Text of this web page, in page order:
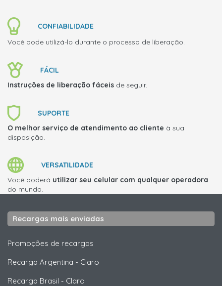
CONFIABILIDADE
Você pode utilizá-lo durante o processo de liberação.
FÁCIL
Instruções de liberação fáceis de seguir.
SUPORTE
O melhor serviço de atendimento ao cliente à sua
disposição.
VERSATILIDADE
Você poderá utilizar seu celular com qualquer operadora
do mundo.
Recargas mais enviadas
Promoções de recargas
Recarga Argentina - Claro
Recarga Brasil - Claro